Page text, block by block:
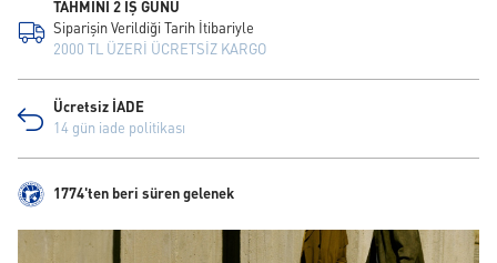
TAHMİNİ 2 İŞ GÜNÜ
Siparişin Verildiği Tarih İtibariyle
2000 TL ÜZERİ ÜCRETSİZ KARGO
Ücretsiz İADE
14 gün iade politikası
1774'ten beri süren gelenek